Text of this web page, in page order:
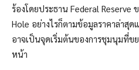
ร้องโดยประธาน Federal Reserve
Hole อย่างไรก็ตามข้อมูลราคาล่าสุด
อาจเป็นจุดเริ่มต้นของการชุมนุมที่ข
หน้า